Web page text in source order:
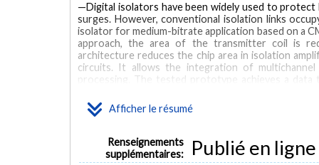
Afficher le résumé
—Digital isolators have been widely used to
surges. However, conventional isolation links
isolator for medium-bitrate application based on a
approach, the area of the transmitter coil is
architecture reduces the chip area in isolation
circuits. It allows the integration of
processing. The tested prototype achieves a
2.3 mA of static current.
Digital isolator galvanic isolation CMOS hall sensor
Renseignements
supplémentaires:
Publié en